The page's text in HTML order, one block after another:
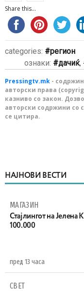
Share this...
categories:
регион
ознаки:
дачиќ,
Pressingtv.mk -
авторски права
казниво со закон.
авторски содржини со
се цитира.
НАЈНОВИ ВЕСТИ
МАГАЗИН
Стајлингот на Јелена
100.000
пред 13 часа
СВЕТ